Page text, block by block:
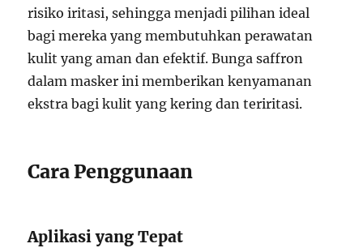
risiko iritasi, sehingga menjadi pilihan ideal
bagi mereka yang membutuhkan perawatan
kulit yang aman dan efektif. Bunga saffron
dalam masker ini memberikan kenyamanan
ekstra bagi kulit yang kering dan teriritasi.
Cara Penggunaan
Aplikasi yang Tepat